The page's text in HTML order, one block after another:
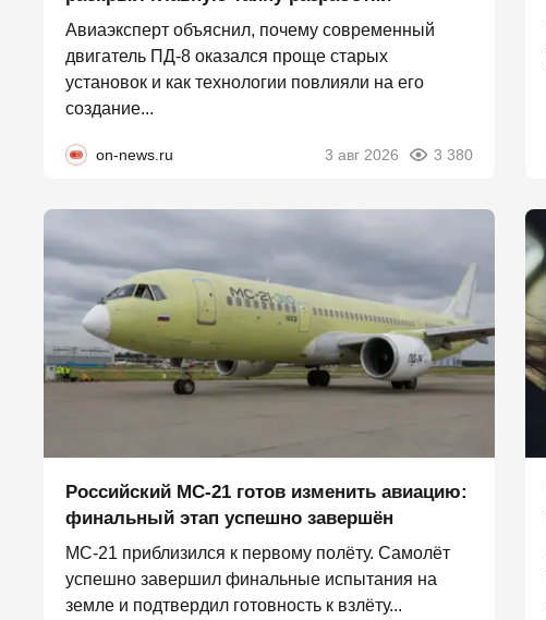
Авиаэксперт объяснил, почему современный
двигатель ПД-8 оказался проще старых
установок и как технологии повлияли на его
создание...
on-news.ru 3 авг 2026 3 380
Российский МС-21 готов изменить авиацию:
финальный этап успешно завершён
МС-21 приблизился к первому полёту. Самолёт
успешно завершил финальные испытания на
земле и подтвердил готовность к взлёту...